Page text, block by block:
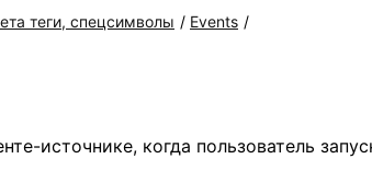
теги, спецсимволы / Events /
источнике, когда пользователь